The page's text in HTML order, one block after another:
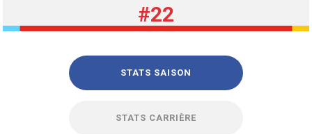
#22
STATS SAISON
STATS CARRIÈRE